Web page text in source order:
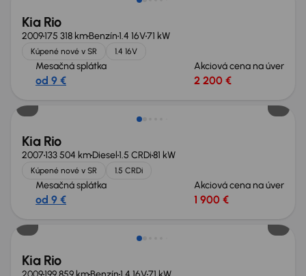
Kia Rio
2009175 318 kmBenzín1.4 16V71 kW
Kúpené nové v SR 1.4 16V
Mesačná splátka
od 9 €
Akciová cena na úver
2 200 €
Nové v ponuke
Kia Rio
2007133 504 kmDiesel1.5 CRDi81 kW
Kúpené nové v SR 1.5 CRDi
Mesačná splátka
od 9 €
Akciová cena na úver
1 900 €
Nové v ponuke
Kia Rio